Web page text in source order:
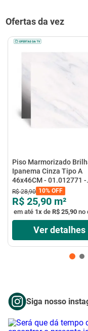
Ofertas da vez
Piso Marmorizado
Ipanema Cinza Tipo A
46x46CM - 01.012771 -
Cerbras
R$ 28,90 10% OFF
R$ 25,90 m²
em até 1xde R$ 25,90no
Ver detalhes
Siga nosso